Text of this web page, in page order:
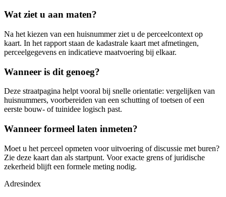
Wat ziet u aan maten?
Na het kiezen van een huisnummer ziet u de perceelcontext op
kaart. In het rapport staan de kadastrale kaart met afmetingen,
perceelgegevens en indicatieve maatvoering bij elkaar.
Wanneer is dit genoeg?
Deze straatpagina helpt vooral bij snelle orientatie: vergelijken van
huisnummers, voorbereiden van een schutting of toetsen of een
eerste bouw- of tuinidee logisch past.
Wanneer formeel laten inmeten?
Moet u het perceel opmeten voor uitvoering of discussie met buren?
Zie deze kaart dan als startpunt. Voor exacte grens of juridische
zekerheid blijft een formele meting nodig.
Adresindex